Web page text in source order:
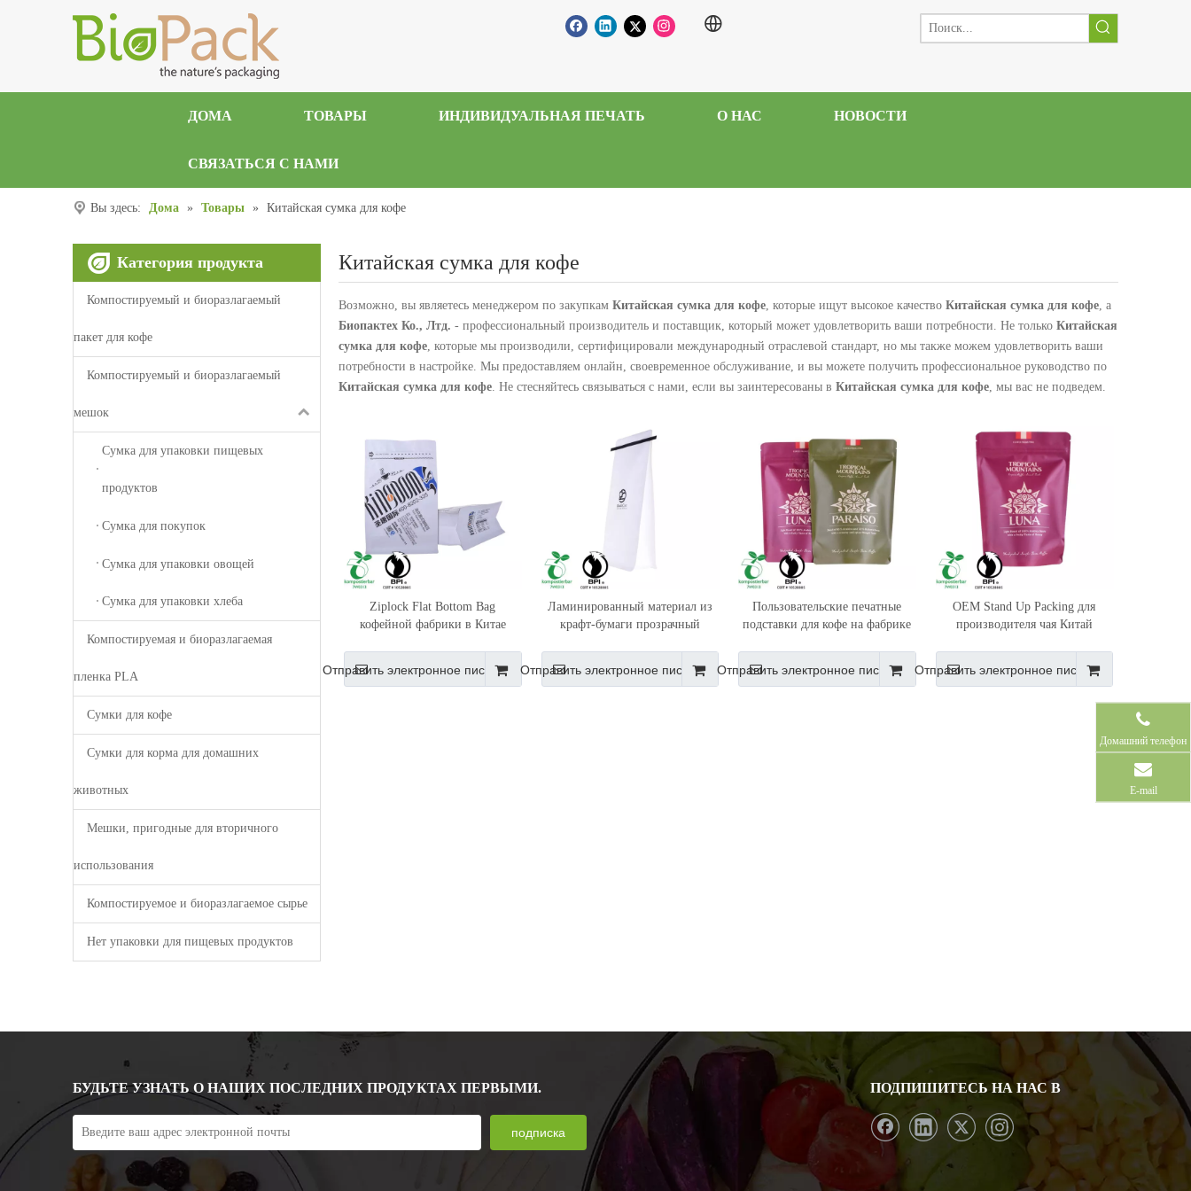
ДОМА ТОВАРЫ ИНДИВИДУАЛЬНАЯ ПЕЧАТЬ О НАС НОВОСТИ
СВЯЗАТЬСЯ С НАМИ
Вы здесь: Дома » Товары » Китайская сумка для кофе
Категория продукта
Компостируемый и биоразлагаемый
пакет для кофе
Компостируемый и биоразлагаемый
мешок
Сумка для упаковки пищевых
продуктов
Сумка для покупок
Сумка для упаковки овощей
Сумка для упаковки хлеба
Компостируемая и биоразлагаемая
пленка PLA
Сумки для кофе
Сумки для корма для домашних
животных
Мешки, пригодные для вторичного
использования
Компостируемое и биоразлагаемое сырье
Нет упаковки для пищевых продуктов
Китайская сумка для кофе
Возможно, вы являетесь менеджером по закупкам Китайская сумка для кофе, которые ищут высокое качество Китайская сумка для кофе, а
Биопактех Ко., Лтд. - профессиональный производитель и поставщик, который может удовлетворить ваши потребности. Не только Китайская
сумка для кофе, которые мы производили, сертифицировали международный отраслевой стандарт, но мы также можем удовлетворить ваши
потребности в настройке. Мы предоставляем онлайн, своевременное обслуживание, и вы можете получить профессиональное руководство по
Китайская сумка для кофе. Не стесняйтесь связываться с нами, если вы заинтересованы в Китайская сумка для кофе, мы вас не подведем.
Ziplock Flat Bottom Bag
кофейной фабрики в Китае
Отправить электронное письмо
Ламинированный материал из
крафт-бумаги прозрачный
Отправить электронное письмо
Пользовательские печатные
подставки для кофе на фабрике
Отправить электронное письмо
OEM Stand Up Packing для
производителя чая Китай
Отправить электронное письмо
БУДЬТЕ УЗНАТЬ О НАШИХ ПОСЛЕДНИХ ПРОДУКТАХ ПЕРВЫМИ.
подписка
ПОДПИШИТЕСЬ НА НАС В
Домашний телефон
E-mail